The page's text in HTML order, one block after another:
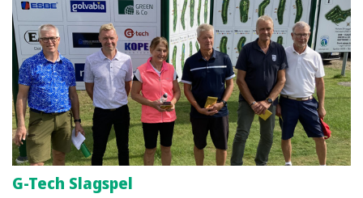
G-Tech Slagspel